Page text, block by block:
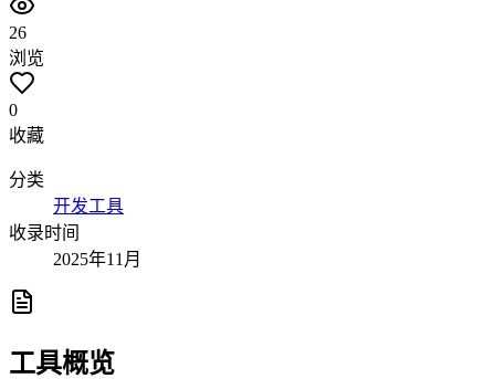
26
浏览
0
收藏
分类
开发工具
收录时间
2025年11月
工具概览